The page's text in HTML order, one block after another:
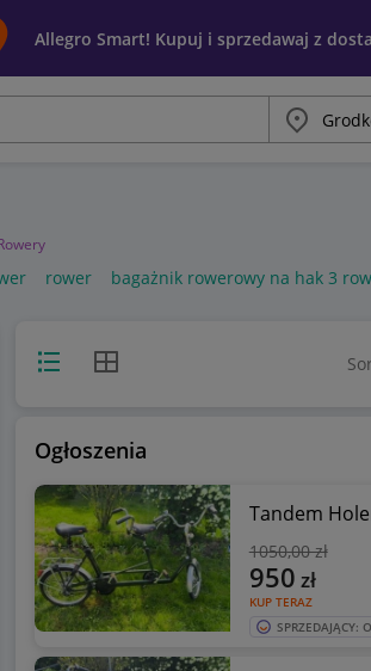
Allegro Smart! Kupuj i sprzedawaj z
Miasto
rower bagażnik rowerowy na hak 3
Widok listyWidok siatki
Ogłoszenia
Tandem
1050,00 zł
KUP TERAZ
950 zł
SPRZEDAJĄCY: